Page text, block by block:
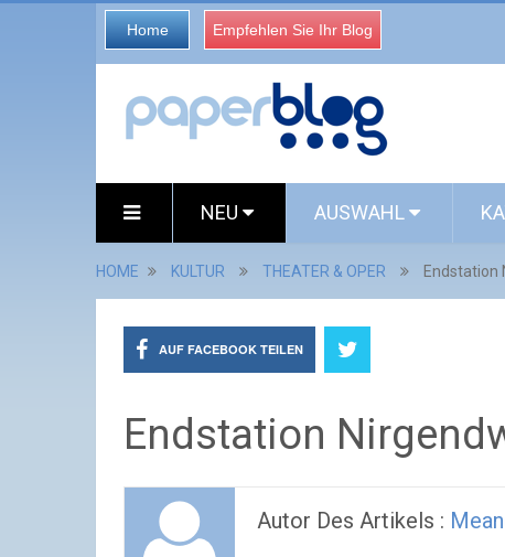
Home Empfehlen Sie Ihr Blog
NEU AUSWAHL
HOME KULTUR THEATER & OPER Endstation
AUF FACEBOOK TEILEN
Endstation
Autor Des Artikels :